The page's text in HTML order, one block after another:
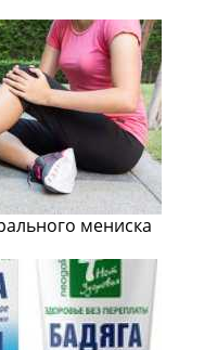
мениска